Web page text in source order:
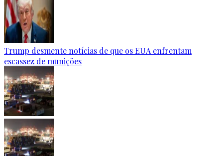
Trump desmente notícias de que os EUA enfrentam
escassez de munições